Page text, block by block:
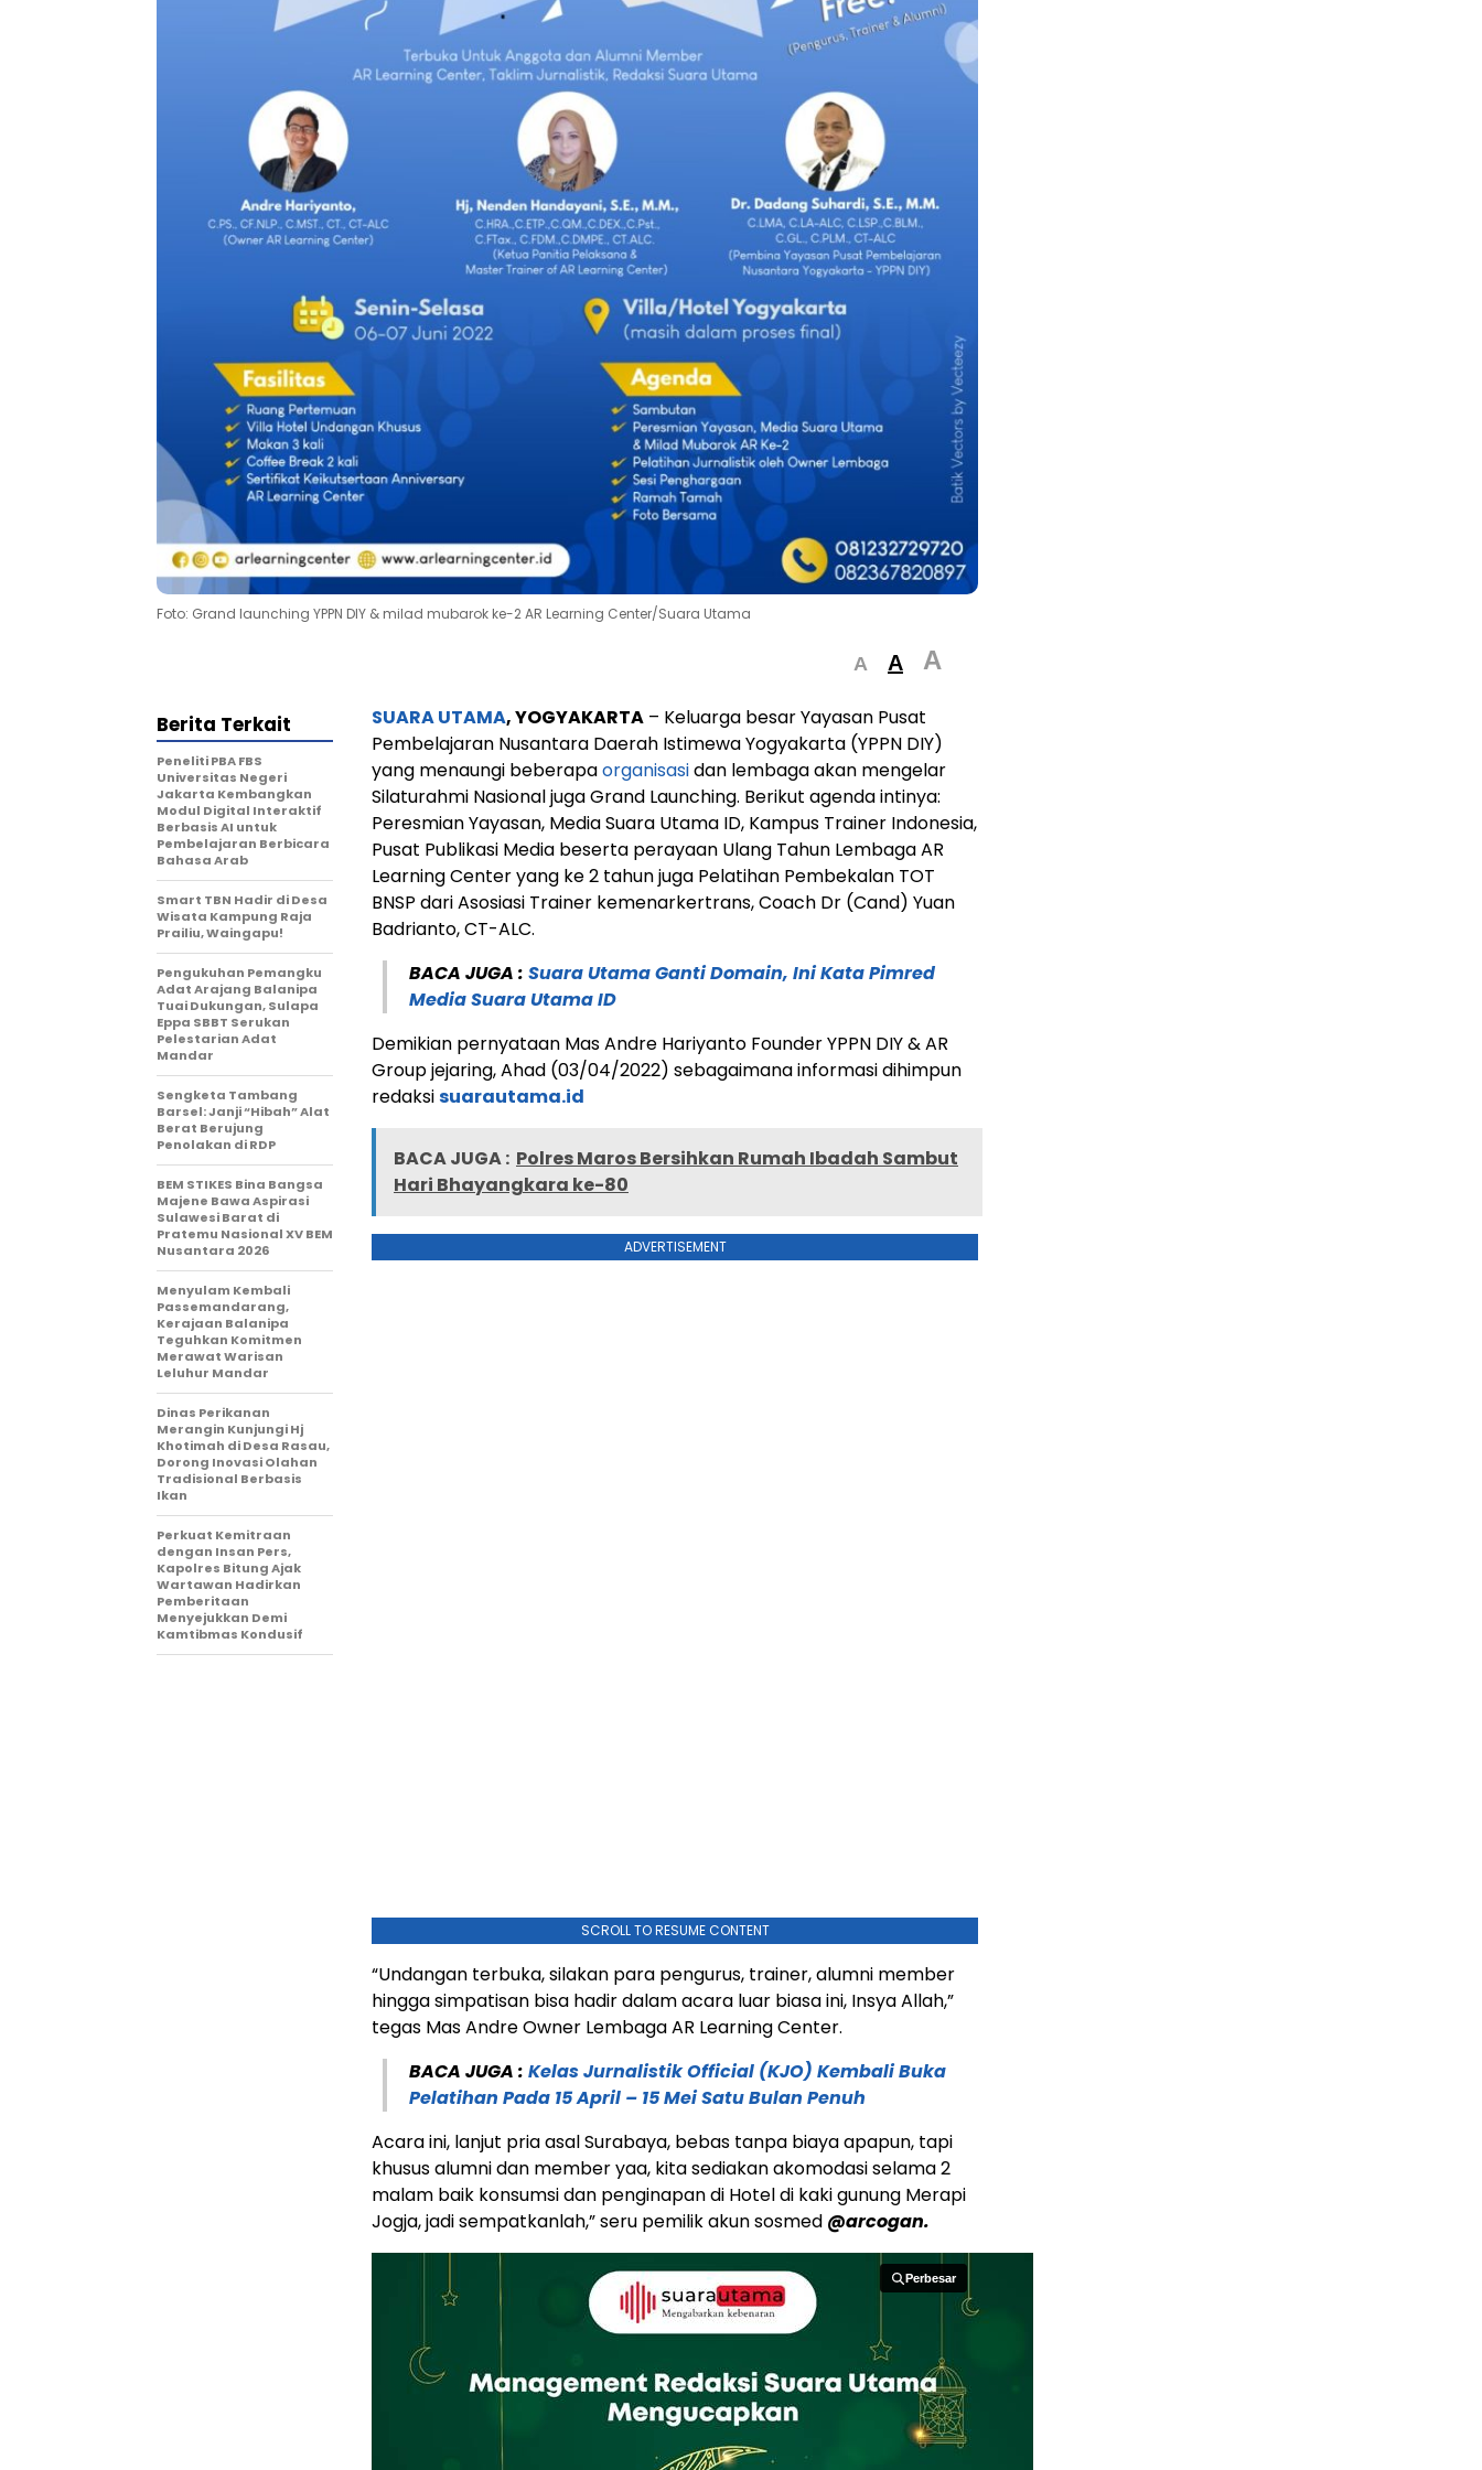
Foto: Grand launching YPPN DIY & milad mubarok ke-2 AR Learning Center/Suara Utama
A A A
SUARA UTAMA, YOGYAKARTA – Keluarga besar Yayasan Pusat
Pembelajaran Nusantara Daerah Istimewa Yogyakarta (YPPN DIY)
yang menaungi beberapaorganisasidan lembaga akan mengelar
Silaturahmi Nasional juga Grand Launching. Berikut agenda intinya:
Peresmian Yayasan, Media Suara Utama ID, Kampus Trainer Indonesia,
Pusat Publikasi Media beserta perayaan Ulang Tahun Lembaga AR
Learning Center yang ke 2 tahun juga Pelatihan Pembekalan TOT
BNSP dari Asosiasi Trainer kemenarkertrans, Coach Dr (Cand) Yuan
Badrianto, CT-ALC.
BACA JUGA : Suara Utama Ganti Domain, Ini Kata Pimred
Media Suara Utama ID
Demikian pernyataan Mas Andre Hariyanto Founder YPPN DIY & AR
Group jejaring, Ahad (03/04/2022) sebagaimana informasi dihimpun
redaksisuarautama.id
BACA JUGA : Polres Maros Bersihkan Rumah Ibadah Sambut
Hari Bhayangkara ke-80
ADVERTISEMENT
SCROLL TO RESUME CONTENT
“Undangan terbuka, silakan para pengurus, trainer, alumni member
hingga simpatisan bisa hadir dalam acara luar biasa ini, Insya Allah,”
tegas Mas Andre Owner Lembaga AR Learning Center.
BACA JUGA : Kelas Jurnalistik Official (KJO) Kembali Buka
Pelatihan Pada 15 April – 15 Mei Satu Bulan Penuh
Acara ini, lanjut pria asal Surabaya, bebas tanpa biaya apapun, tapi
khusus alumni dan member yaa, kita sediakan akomodasi selama 2
malam baik konsumsi dan penginapan di Hotel di kaki gunung Merapi
Jogja, jadi sempatkanlah,” seru pemilik akun sosmed @arcogan.
Perbesar
Perbesar
Berita Terkait
Peneliti PBA FBS
Universitas Negeri
Jakarta Kembangkan
Modul Digital Interaktif
Berbasis AI untuk
Pembelajaran Berbicara
Bahasa Arab
Smart TBN Hadir di Desa
Wisata Kampung Raja
Prailiu, Waingapu!
Pengukuhan Pemangku
Adat Arajang Balanipa
Tuai Dukungan, Sulapa
Eppa SBBT Serukan
Pelestarian Adat
Mandar
Sengketa Tambang
Barsel: Janji “Hibah” Alat
Berat Berujung
Penolakan di RDP
BEM STIKES Bina Bangsa
Majene Bawa Aspirasi
Sulawesi Barat di
Pratemu Nasional XV BEM
Nusantara 2026
Menyulam Kembali
Passemandarang,
Kerajaan Balanipa
Teguhkan Komitmen
Merawat Warisan
Leluhur Mandar
Dinas Perikanan
Merangin Kunjungi Hj
Khotimah di Desa Rasau,
Dorong Inovasi Olahan
Tradisional Berbasis
Ikan
Perkuat Kemitraan
dengan Insan Pers,
Kapolres Bitung Ajak
Wartawan Hadirkan
Pemberitaan
Menyejukkan Demi
Kamtibmas Kondusif